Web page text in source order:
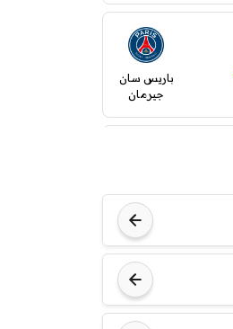
باريس سان
جيرمان
ريال مدريد
نوتنغهام
فورست